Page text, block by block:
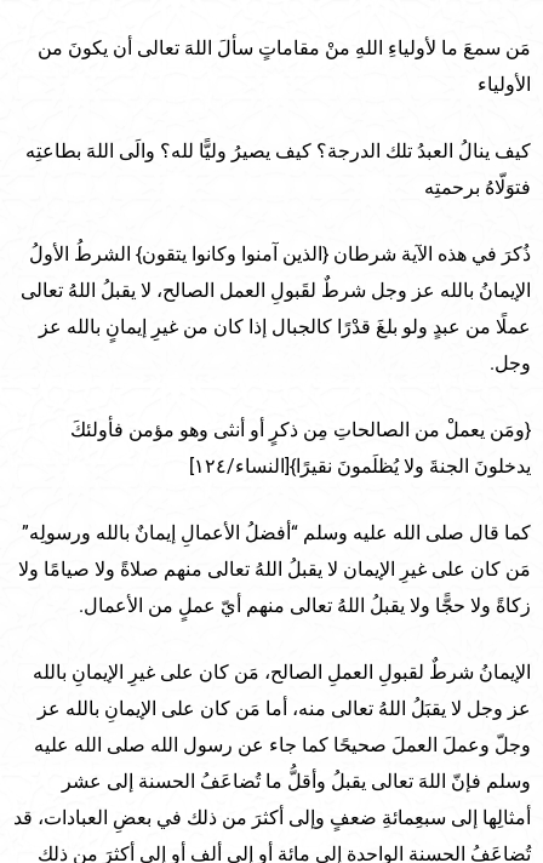
مَن سمعَ ما لأولياءِ اللهِ منْ مقاماتٍ سألَ اللهَ تعالى أن يكونَ من
الأولياء
كيف ينالُ العبدُ تلك الدرجة؟ كيف يصيرُ وليًّا لله؟ والَى اللهَ بطاعتِه
فتوَلّاهُ برحمتِه
ذُكرَ في هذه الآية شرطان {الذين آمنوا وكانوا يتقون} الشرطُ الأولُ
الإيمانُ بالله عز وجل شرطٌ لقَبولِ العمل الصالح، لا يقبلُ اللهُ تعالى
عملًا من عبدٍ ولو بلغَ قدْرًا كالجبال إذا كان من غيرِ إيمانٍ بالله عز
وجل.
{ومَن يعملْ من الصالحاتِ مِن ذكرٍ أو أنثى وهو مؤمن فأولئكَ
يدخلونَ الجنةَ ولا يُظلَمونَ نقيرًا}[النساء/١٢٤]
كما قال صلى الله عليه وسلم “أفضلُ الأعمالِ إيمانٌ بالله ورسولِه”
مَن كان على غيرِ الإيمان لا يقبلُ اللهُ تعالى منهم صلاةً ولا صيامًا ولا
زكاةً ولا حجًّا ولا يقبلُ اللهُ تعالى منهم أيّ عملٍ من الأعمال.
الإيمانُ شرطٌ لقبولِ العملِ الصالح، مَن كان على غيرِ الإيمانِ بالله
عز وجل لا يقبَلُ اللهُ تعالى منه، أما مَن كان على الإيمانِ بالله عز
وجلّ وعملَ العملَ صحيحًا كما جاء عن رسول الله صلى الله عليه
وسلم فإنّ اللهَ تعالى يقبلُ وأقلُّ ما تُضاعَفُ الحسنة إلى عشر
أمثالِها إلى سبعِمائةِ ضعفٍ وإلى أكثرَ من ذلك في بعضِ العبادات، قد
تُضاعَفُ الحسنة الواحدة إلى مائة أو إلى ألف أو إلى أكثرَ من ذلك